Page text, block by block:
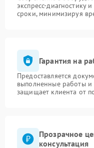
экспресс-диагностику
сроки, минимизируя
Гарантия на
Предоставляется
выполненные работы и
защищает клиента от
Прозрачное
консультация